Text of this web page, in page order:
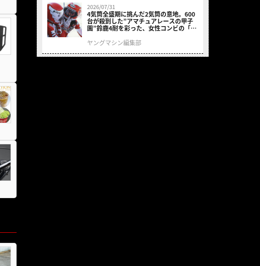
2026/07/31
4気筒全盛期に挑んだ2気筒の意地。600
台が殺到した”アマチュアレースの甲子
園”鈴鹿4耐を彩った、女性コンビの「ス
ヤングマシン編集部